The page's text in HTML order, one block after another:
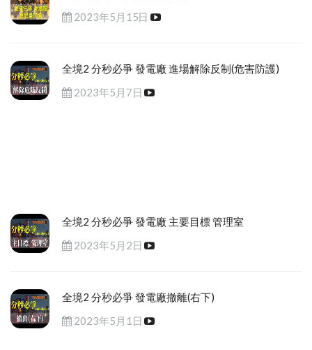
2023年5月15日
全境2 分秒必爭 發電廠 進場解除反制(危害防護)
2023年5月7日
全境2 分秒必爭 發電廠 主要目標 管理室
2023年5月2日
全境2 分秒必爭 發電廠撤離(右下)
2023年5月1日